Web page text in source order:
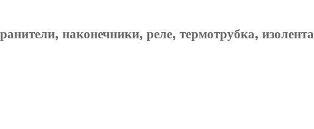
наконечники, реле, термотрубка, изолента